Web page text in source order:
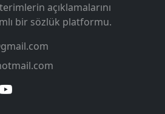
açıklamalarını
bir sözlük platformu.